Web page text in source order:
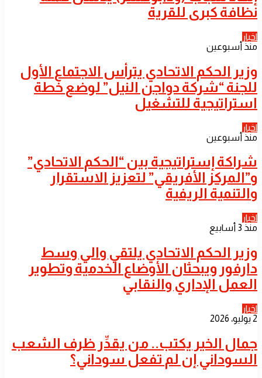
نظافة كبرى للقرية
اخبار
منذ أسبوعين
وزير الحكم الاتحادي يترأس الاجتماع الأول
للجنة “شركة دواجن النيل” لوضع خطة
استراتيجية للتشغيل
اخبار
منذ أسبوعين
شراكة إستراتيجية بين “الحكم الاتحادي”
و”المركز الأفريقي” لتعزيز الاستقرار
والتنمية الريفية
اخبار
منذ 3 أسابيع
​وزير الحكم الاتحادي يلتقي والي وسط
دارفور ويبحثان الأوضاع الخدمية وتطوير
العمل الإداري والنقابي
اخبار
2 يوليو، 2026
جمال الخير يكتب.. من يقدِّر ظرف الشعب
السوداني إن لم تفعل سوداني؟